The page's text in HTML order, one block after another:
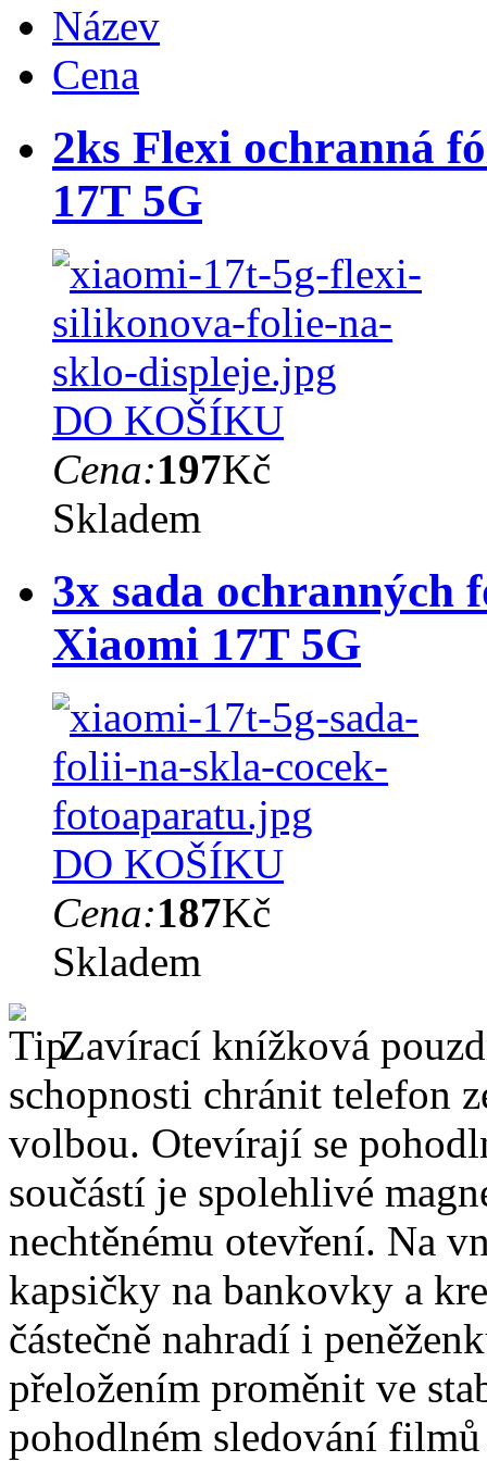
Název
Cena
2ks Flexi ochranná
17T 5G
DO KOŠÍKU
Cena:197Kč
Skladem
3x sada ochranných
Xiaomi 17T 5G
DO KOŠÍKU
Cena:187Kč
Skladem
Zavírací knížková
schopnosti chránit telefon
volbou. Otevírají se
součástí je spolehlivé
nechtěnému otevření. Na
kapsičky na bankovky a
částečně nahradí i
přeložením proměnit ve
pohodlném sledování